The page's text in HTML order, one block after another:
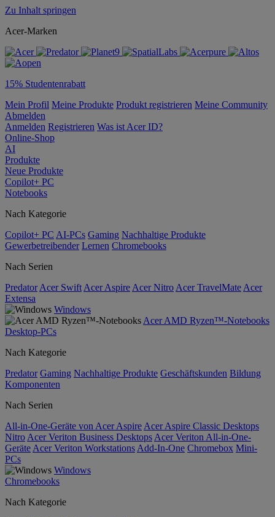
Zu Inhalt springen
Acer-Marken
15% Studentenrabatt
Mein Profil Meine Produkte Produkt registrieren Meine Community
Abmelden
Anmelden Registrieren Was ist Acer ID?
Online-Shop
AI
Produkte
Neue Produkte
Copilot+ PC
Notebooks
Nach Kategorie
Copilot+ PC AI-PCs Gaming Nachhaltige Produkte
Gewerbetreibender Lernen Chromebooks
Nach Serien
Predator Acer Swift Acer Aspire Acer Nitro Acer TravelMate Acer
Extensa
Windows
Acer AMD Ryzen™-Notebooks
Desktop-PCs
Nach Kategorie
Predator Gaming Nachhaltige Produkte Geschäftskunden Bildung
Komponenten
Nach Serien
All-in-One-Geräte von Acer Aspire Acer Aspire Classic Desktops
Nitro Acer Veriton Business Desktops Acer Veriton All-in-One-
Geräte Acer Veriton Workstations Add-In-One Chromebox Mini-
PCs
Windows
Chromebooks
Nach Kategorie